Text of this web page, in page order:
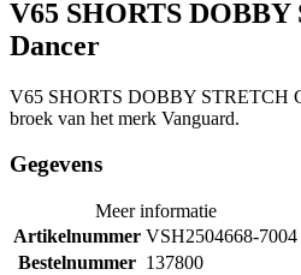
V65 SHORTS
Dancer
V65 SHORTS DOBBY STRETCH
broek van het merk Vanguard.
Gegevens
Meer informatie
Artikelnummer VSH2504668-7004
Bestelnummer 137800